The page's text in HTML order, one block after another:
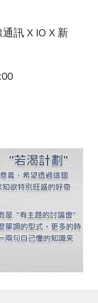
通訊 X IOX 新